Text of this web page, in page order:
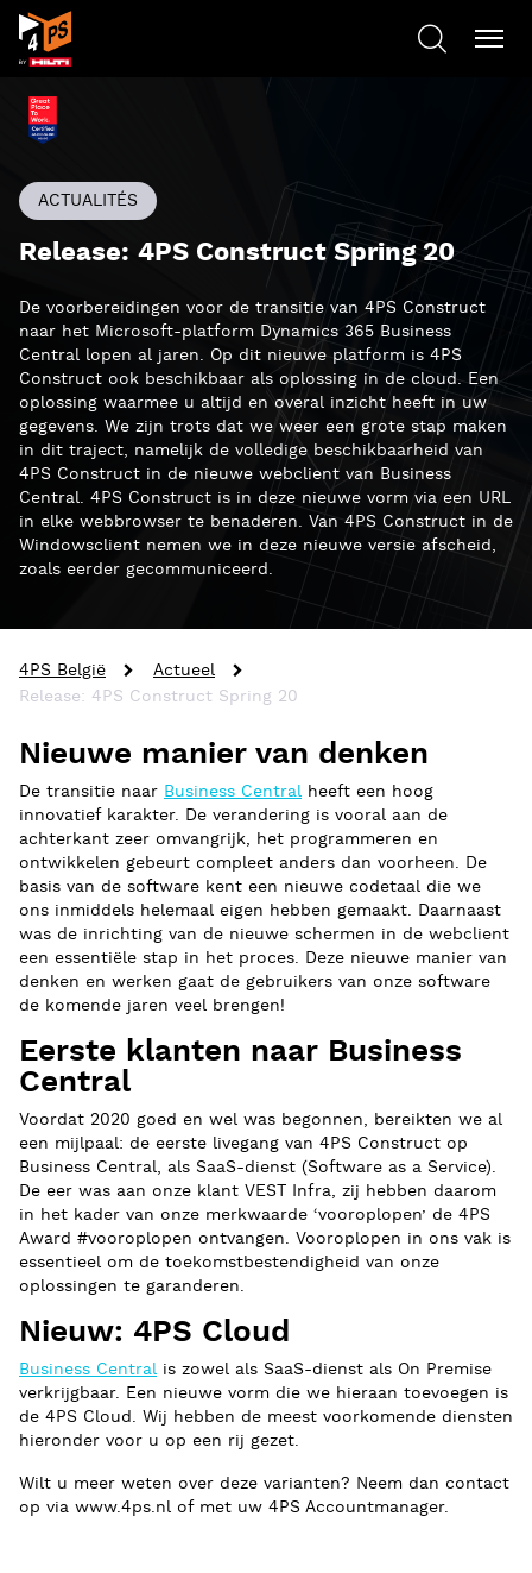
ACTUALITÉS
Release: 4PS Construct Spring 20
De voorbereidingen voor de transitie van 4PS Construct
naar het Microsoft-platform Dynamics 365 Business
Central lopen al jaren. Op dit nieuwe platform is 4PS
Construct ook beschikbaar als oplossing in de cloud. Een
oplossing waarmee u altijd en overal inzicht heeft in uw
gegevens. We zijn trots dat we weer een grote stap maken
in dit traject, namelijk de volledige beschikbaarheid van
4PS Construct in de nieuwe webclient van Business
Central. 4PS Construct is in deze nieuwe vorm via een URL
in elke webbrowser te benaderen. Van 4PS Construct in de
Windowsclient nemen we in deze nieuwe versie afscheid,
zoals eerder gecommuniceerd.
4PS België
Actueel
Release: 4PS Construct Spring 20
Nieuwe manier van denken
De transitie naar Business Central heeft een hoog
innovatief karakter. De verandering is vooral aan de
achterkant zeer omvangrijk, het programmeren en
ontwikkelen gebeurt compleet anders dan voorheen. De
basis van de software kent een nieuwe codetaal die we
ons inmiddels helemaal eigen hebben gemaakt. Daarnaast
was de inrichting van de nieuwe schermen in de webclient
een essentiële stap in het proces. Deze nieuwe manier van
denken en werken gaat de gebruikers van onze software
de komende jaren veel brengen!
Eerste klanten naar Business
Central
Voordat 2020 goed en wel was begonnen, bereikten we al
een mijlpaal: de eerste livegang van 4PS Construct op
Business Central, als SaaS-dienst (Software as a Service).
De eer was aan onze klant VEST Infra, zij hebben daarom
in het kader van onze merkwaarde ‘vooroplopen’ de 4PS
Award #vooroplopen ontvangen. Vooroplopen in ons vak is
essentieel om de toekomstbestendigheid van onze
oplossingen te garanderen.
Nieuw: 4PS Cloud
Business Central is zowel als SaaS-dienst als On Premise
verkrijgbaar. Een nieuwe vorm die we hieraan toevoegen is
de 4PS Cloud. Wij hebben de meest voorkomende diensten
hieronder voor u op een rij gezet.
Wilt u meer weten over deze varianten? Neem dan contact
op via www.4ps.nl of met uw 4PS Accountmanager.